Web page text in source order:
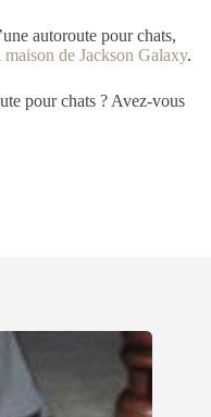
autoroute pour chats,
maison de Jackson Galaxy.
pour chats ? Avez-vous